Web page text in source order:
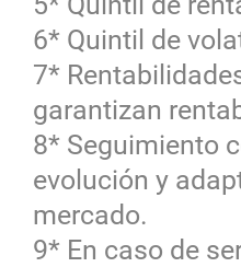
6* Quintil de
7*
garantizan
8* Seguimiento
evolución y
mercado.
9* En caso de